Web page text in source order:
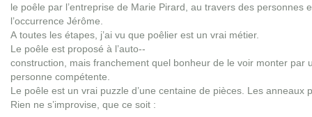
le poêle par l’entreprise de Marie Pirard, au travers des personnes
l’occurrence Jérôme.
A toutes les étapes, j’ai vu que poêlier est un vrai métier.
Le poêle est proposé à l’auto-­
construction, mais franchement quel bonheur de le voir monter par
personne compétente.
Le poêle est un vrai puzzle d’une centaine de pièces. Les anneaux
Rien ne s’improvise, que ce soit :